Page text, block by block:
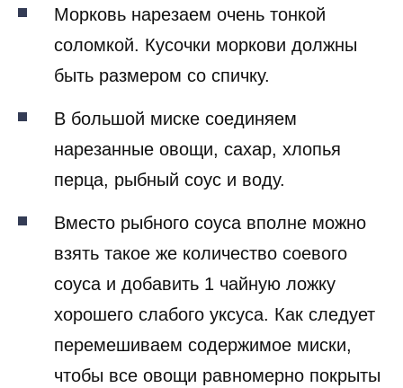
Морковь нарезаем очень тонкой
соломкой. Кусочки моркови должны
быть размером со спичку.
В большой миске соединяем
нарезанные овощи, сахар, хлопья
перца, рыбный соус и воду.
Вместо рыбного соуса вполне можно
взять такое же количество соевого
соуса и добавить 1 чайную ложку
хорошего слабого уксуса. Как следует
перемешиваем содержимое миски,
чтобы все овощи равномерно покрыты